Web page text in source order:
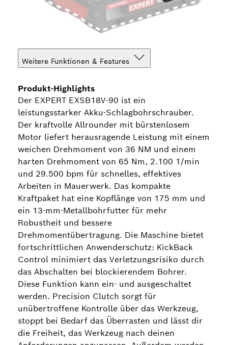
Weitere Funktionen & Features
Produkt-Highlights
Der EXPERT EXSB18V-90 ist ein
leistungsstarker Akku-Schlagbohrschrauber.
Der kraftvolle Allrounder mit bürstenlosem
Motor liefert herausragende Leistung mit einem
weichen Drehmoment von 36 NM und einem
harten Drehmoment von 65 Nm, 2.100 1/min
und 29.500 bpm für schnelles, effektives
Arbeiten in Mauerwerk. Das kompakte
Kraftpaket hat eine Kopflänge von 175 mm und
ein 13-mm-Metallbohrfutter für mehr
Robustheit und bessere
Drehmomentübertragung. Die Maschine bietet
fortschrittlichen Anwenderschutz: KickBack
Control minimiert das Verletzungsrisiko durch
das Abschalten bei blockierendem Bohrer.
Diese Funktion kann ein- und ausgeschaltet
werden. Precision Clutch sorgt für
unübertroffene Kontrolle über das Werkzeug,
stoppt bei Bedarf das Überrasten und lässt dir
die Freiheit, das Werkzeug nach deinen